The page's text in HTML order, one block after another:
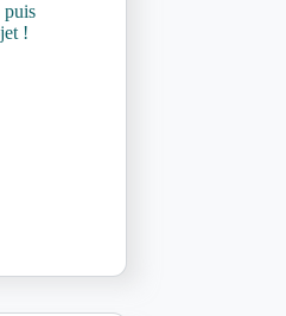
puis
!